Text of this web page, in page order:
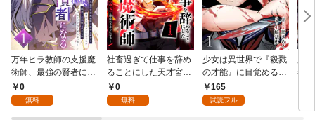
万年ヒラ教師の支援魔
術師、最強の賢者にな
る～不人気の支援魔術
師は給料泥棒だと魔術
が、出世した元教え子
0
無料
社畜過ぎて仕事を辞め
ることにした天才宮廷
魔術師～辺境の地でス
ローライフを夢見る
0
無料
少女は異世界で『殺戮
の才能』に目覚める
(話売り) #1
165
試読フル
者